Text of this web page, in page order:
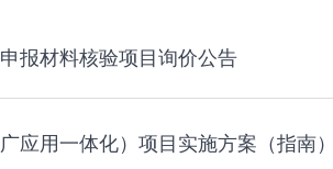
报材料核验项目询价公告
应用一体化）项目实施方案（指南）